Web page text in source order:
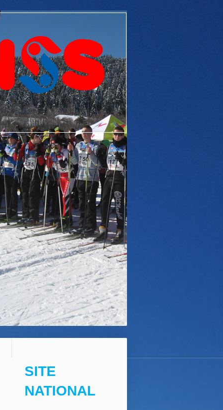
SITE
NATIONAL